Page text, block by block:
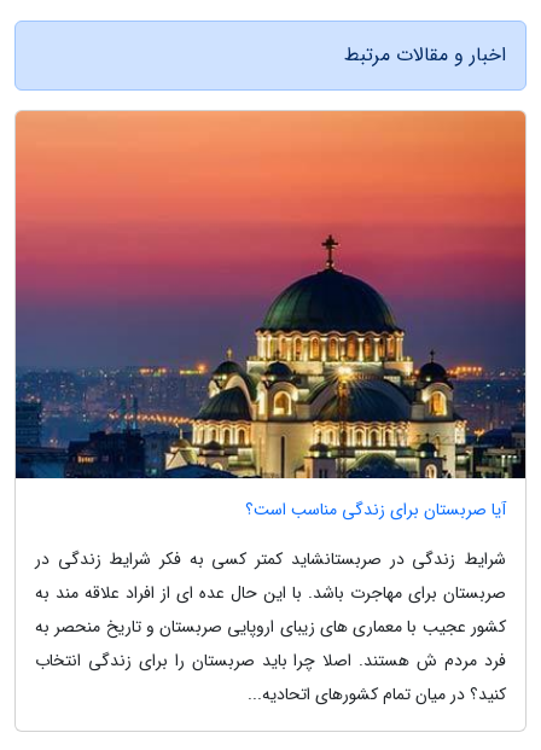
اخبار و مقالات مرتبط
آیا صربستان برای زندگی مناسب است؟
شرایط زندگی در صربستانشاید کمتر کسی به فکر شرایط زندگی در
صربستان برای مهاجرت باشد. با این حال عده ای از افراد علاقه مند به
کشور عجیب با معماری های زیبای اروپایی صربستان و تاریخ منحصر به
فرد مردم ش هستند. اصلا چرا باید صربستان را برای زندگی انتخاب
کنید؟ در میان تمام کشورهای اتحادیه...